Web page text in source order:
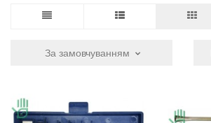
За замовчуванням